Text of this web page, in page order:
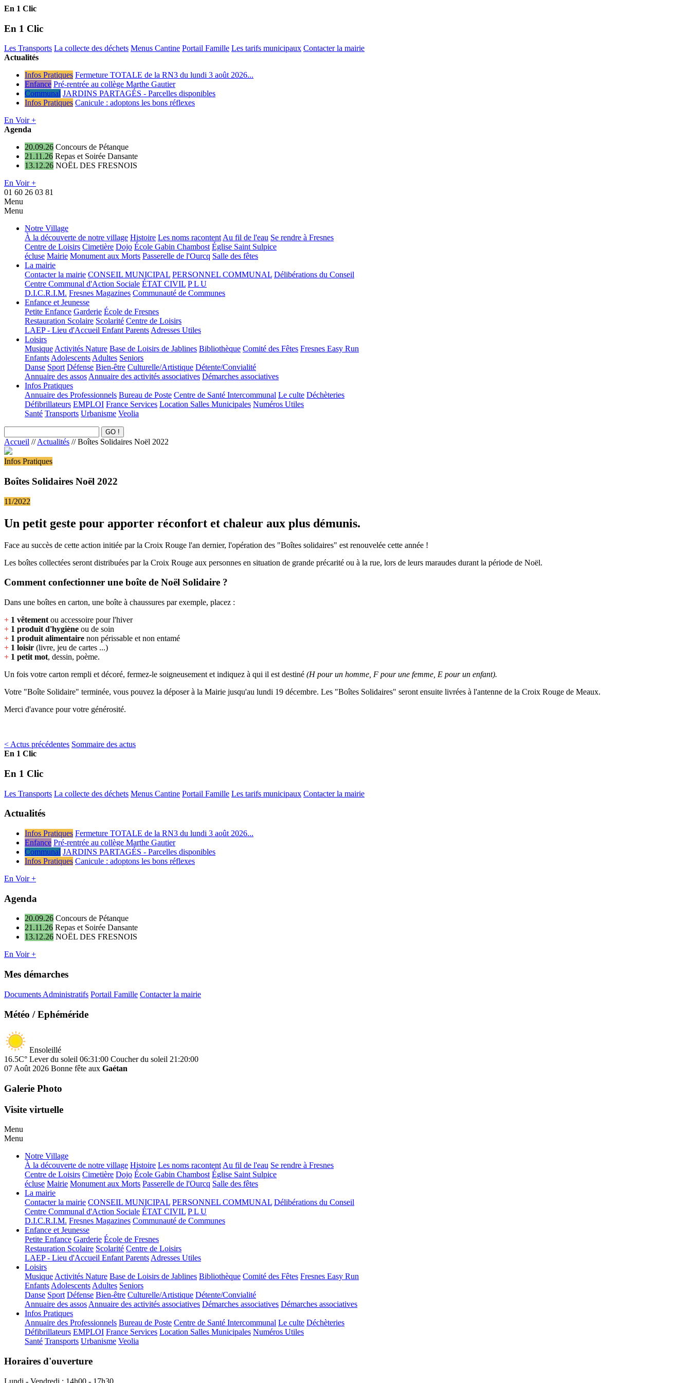
En 1 Clic
En 1 Clic
Les Transports La collecte des déchets Menus Cantine Portail Famille Les tarifs municipaux Contacter la mairie
Actualités
Infos Pratiques Fermeture TOTALE de la RN3 du lundi 3 août 2026...
Enfance Pré-rentrée au collège Marthe Gautier
Communal JARDINS PARTAGÉS - Parcelles disponibles
Infos Pratiques Canicule : adoptons les bons réflexes
En Voir +
Agenda
20.09.26 Concours de Pétanque
21.11.26 Repas et Soirée Dansante
13.12.26 NOËL DES FRESNOIS
En Voir +
01 60 26 03 81
Menu
Menu
Notre Village
À la découverte de notre village Histoire Les noms racontentAu fil de l'eau Se rendre à Fresnes
Centre de Loisirs Cimetière Dojo École Gabin Chambost Église Saint Sulpice
écluse Mairie Monument aux Morts Passerelle de l'Ourcq Salle des fêtes
La mairie
Contacter la mairie CONSEIL MUNICIPAL PERSONNEL COMMUNAL Délibérations du Conseil
Centre Communal d'Action Sociale ÉTAT CIVIL P L U
D.I.C.R.I.M. Fresnes Magazines Communauté de Communes
Enfance et Jeunesse
Petite Enfance Garderie École de Fresnes
Restauration Scolaire Scolarité Centre de Loisirs
LAEP - Lieu d'Accueil Enfant ParentsAdresses Utiles
Loisirs
MusiqueActivités Nature Base de Loisirs de Jablines Bibliothèque Comité des Fêtes Fresnes Easy Run
EnfantsAdolescentsAdultes Seniors
Danse Sport Défense Bien-être Culturelle/Artistique Détente/Convialité
Annuaire des assosAnnuaire des activités associatives Démarches associatives
Infos Pratiques
Annuaire des Professionnels Bureau de Poste Centre de Santé Intercommunal Le culte Déchèteries
Défibrillateurs EMPLOI France Services Location Salles Municipales Numéros Utiles
Santé Transports Urbanisme Veolia
Accueil //Actualités // Boîtes Solidaires Noël 2022
Infos Pratiques
Boîtes Solidaires Noël 2022
11/2022
Un petit geste pour apporter réconfort et chaleur aux plus démunis.
Face au succès de cette action initiée par la Croix Rouge l'an dernier, l'opération des "Boîtes solidaires" est renouvelée cette année !
Les boîtes collectées seront distribuées par la Croix Rouge aux personnes en situation de grande précarité ou à la rue, lors de leurs maraudes durant la période de Noël.
Comment confectionner une boîte de Noël Solidaire ?
Dans une boîtes en carton, une boîte à chaussures par exemple, placez :
+ 1 vêtement ou accessoire pour l'hiver
+ 1 produit d'hygiène ou de soin
+ 1 produit alimentaire non périssable et non entamé
+ 1 loisir (livre, jeu de cartes ...)
+ 1 petit mot, dessin, poème.
Un fois votre carton rempli et décoré, fermez-le soigneusement et indiquez à qui il est destiné (H pour un homme, F pour une femme, E pour un enfant).
Votre "Boîte Solidaire" terminée, vous pouvez la déposer à la Mairie jusqu'au lundi 19 décembre. Les "Boîtes Solidaires" seront ensuite livrées à l'antenne de la Croix Rouge de Meaux.
Merci d'avance pour votre générosité.
< Actus précédentes Sommaire des actus
En 1 Clic
En 1 Clic
Les Transports La collecte des déchets Menus Cantine Portail Famille Les tarifs municipaux Contacter la mairie
Actualités
Infos Pratiques Fermeture TOTALE de la RN3 du lundi 3 août 2026...
Enfance Pré-rentrée au collège Marthe Gautier
Communal JARDINS PARTAGÉS - Parcelles disponibles
Infos Pratiques Canicule : adoptons les bons réflexes
En Voir +
Agenda
20.09.26 Concours de Pétanque
21.11.26 Repas et Soirée Dansante
13.12.26 NOËL DES FRESNOIS
En Voir +
Mes démarches
Documents Administratifs Portail Famille Contacter la mairie
Météo / Ephéméride
Ensoleillé
16.5C° Lever du soleil 06:31:00 Coucher du soleil 21:20:00
07 Août 2026 Bonne fête aux Gaétan
Galerie Photo
Visite virtuelle
Menu
Menu
Notre Village
À la découverte de notre village Histoire Les noms racontentAu fil de l'eau Se rendre à Fresnes
Centre de Loisirs Cimetière Dojo École Gabin Chambost Église Saint Sulpice
écluse Mairie Monument aux Morts Passerelle de l'Ourcq Salle des fêtes
La mairie
Contacter la mairie CONSEIL MUNICIPAL PERSONNEL COMMUNAL Délibérations du Conseil
Centre Communal d'Action Sociale ÉTAT CIVIL P L U
D.I.C.R.I.M. Fresnes Magazines Communauté de Communes
Enfance et Jeunesse
Petite Enfance Garderie École de Fresnes
Restauration Scolaire Scolarité Centre de Loisirs
LAEP - Lieu d'Accueil Enfant ParentsAdresses Utiles
Loisirs
MusiqueActivités Nature Base de Loisirs de Jablines Bibliothèque Comité des Fêtes Fresnes Easy Run
EnfantsAdolescentsAdultes Seniors
Danse Sport Défense Bien-être Culturelle/Artistique Détente/Convialité
Annuaire des assosAnnuaire des activités associatives Démarches associatives Démarches associatives
Infos Pratiques
Annuaire des Professionnels Bureau de Poste Centre de Santé Intercommunal Le culte Déchèteries
Défibrillateurs EMPLOI France Services Location Salles Municipales Numéros Utiles
Santé Transports Urbanisme Veolia
Horaires d'ouverture
Lundi - Vendredi : 14h00 - 17h30